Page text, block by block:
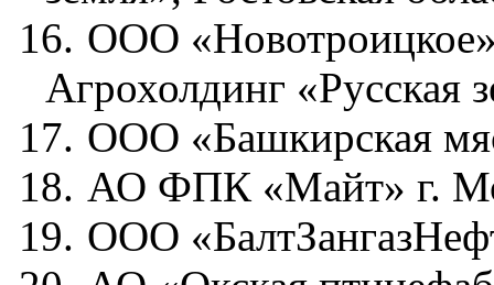
16. ООО
Агрохолдинг «Русская
17. ООО «Башкирская
18. АО ФПК «Майт» г.
19. ООО